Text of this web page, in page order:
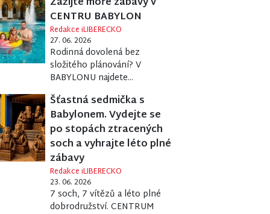
CENTRU BABYLON
Redakce iLIBERECKO
27. 06. 2026
Rodinná dovolená bez
složitého plánování? V
BABYLONU najdete...
Šťastná sedmička s
Babylonem. Vydejte se
po stopách ztracených
soch a vyhrajte léto plné
zábavy
Redakce iLIBERECKO
23. 06. 2026
7 soch, 7 vítězů a léto plné
dobrodružství. CENTRUM